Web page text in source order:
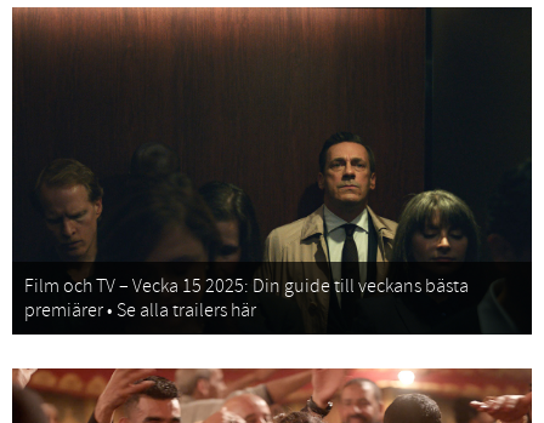
Film och TV – Vecka 15 2025: Din guide till veckans bästa
premiärer • Se alla trailers här